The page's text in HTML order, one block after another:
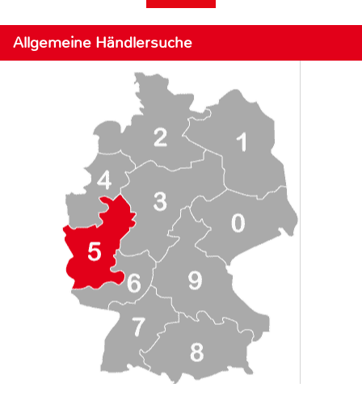
Allgemeine Händlersuche